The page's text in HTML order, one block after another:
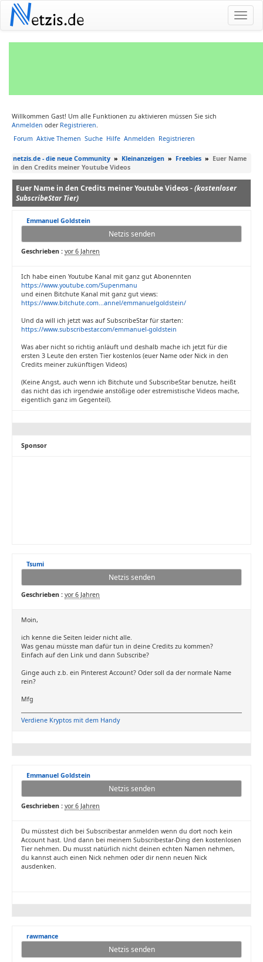
Netzis.de
Willkommen Gast! Um alle Funktionen zu aktivieren müssen Sie sich
Anmelden oder Registrieren.
Forum Aktive Themen Suche Hilfe Anmelden Registrieren
netzis.de - die neue Community » Kleinanzeigen » Freebies » Euer Name
in den Credits meiner Youtube Videos
Euer Name in den Credits meiner Youtube Videos -(kostenloser
SubscribeStar Tier)
Emmanuel Goldstein
Netzis senden
Geschrieben : vor 6 Jahren
Ich habe einen Youtube Kanal mit ganz gut Abonennten
https://www.youtube.com/Supenmanu
und einen Bitchute Kanal mit ganz gut views:
https://www.bitchute.com...annel/emmanuelgoldstein/
Und da will ich jetzt was auf SubscribeStar für starten:
https://www.subscribestar.com/emmanuel-goldstein
Was aber nicht so richtig anläuft und deshalb mache ich jetzt für die
ersten 3 Leute den ersten Tier kostenlos (euer Name oder Nick in den
Credits meiner zukünftigen Videos)
(Keine Angst, auch wenn ich Bitchute und SubscribeStar benutze, heißt
das nicht das ich irgendwie anstößige oder estremistische Videos mache,
eigentlich ganz im Gegenteil).
Sponsor
Tsumi
Netzis senden
Geschrieben : vor 6 Jahren
Moin,
ich kenne die Seiten leider nicht alle.
Was genau müsste man dafür tun in deine Credits zu kommen?
Einfach auf den Link und dann Subscribe?
Ginge auch z.b. ein Pinterest Account? Oder soll da der normale Name
rein?
Mfg
Verdiene Kryptos mit dem Handy
Emmanuel Goldstein
Netzis senden
Geschrieben : vor 6 Jahren
Du müsstest dich bei Subscribestar anmelden wenn du dort noch kein
Account hast. Und dann bei meinem Subscribestar-Ding den kostenlosen
Tier nehmen. Du musst natürlich nicht deinen echten Namen nehmen,
du kannst auch einen Nick nehmen oder dir nenn neuen Nick
ausdenken.
rawmance
Netzis senden